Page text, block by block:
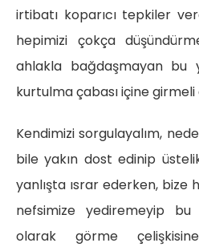
irtibatı koparıcı tepkiler
hepimizi çokça
ahlakla bağdaşmayan bu
kurtulma çabası içine girmeli
Kendimizi sorgulayalım,
bile yakın dost edinip
yanlışta ısrar ederken, bize
nefsimize yediremeyip bu
olarak görme